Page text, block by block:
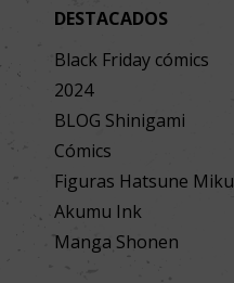
DESTACADOS
Black Friday cómics
2024
BLOG Shinigami
Cómics
Figuras Hatsune Miku
Akumu Ink
Manga Shonen